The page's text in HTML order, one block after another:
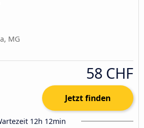
MG
58 CHF
Jetzt finden
12h 12min